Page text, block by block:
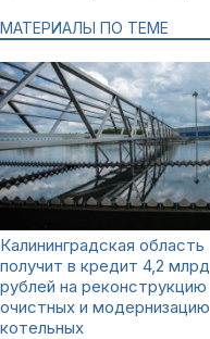
МАТЕРИАЛЫ ПО ТЕМЕ
Калининградская область
получит в кредит 4,2 млрд
рублей на реконструкцию
очистных и модернизацию
котельных